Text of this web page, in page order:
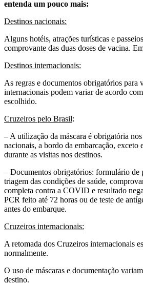
entenda um pouco mais:
Destinos nacionais:
Alguns hotéis, atrações turísticas e
comprovante das duas doses de vacina.
Destinos internacionais:
As regras e documentos obrigatórios para
internacionais podem variar de acordo
escolhido.
Cruzeiros pelo Brasil:
– A utilização da máscara é obrigatória
nacionais, a bordo da embarcação, exceto
durante as visitas nos destinos.
– Documentos obrigatórios: formulário de
triagem das condições de saúde,
completa contra a COVID e resultado
PCR feito até 72 horas ou de teste de
antes do embarque.
Cruzeiros internacionais:
A retomada dos Cruzeiros internacionais
normalmente.
O uso de máscaras e documentação
destino.